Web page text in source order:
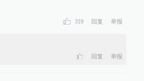
319 回复 举报
回复 举报